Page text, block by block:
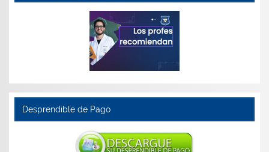
Desprendible de Pago